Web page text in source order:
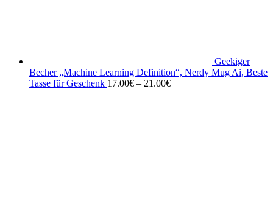
Geekiger
Becher „Machine Learning Definition“, Nerdy Mug Ai, Beste
Tasse für Geschenk 17.00€ – 21.00€